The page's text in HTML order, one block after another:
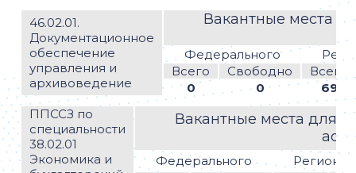
46.02.01.
Документационное
обеспечение
управления и
архивоведение
Вакантные места
Федерального
Всего
Свободно
Всего
0
0
69
ППССЗ по
специальности
38.02.01
Экономика и
Вакантные места для
Федерального